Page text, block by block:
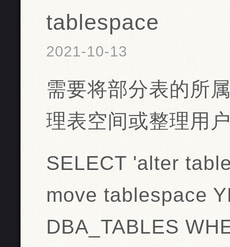
tablespace
2021-10-13
需要将部分表的所
理表空间或整理用
SELECT 'alter
move tablespace
DBA_TABLES